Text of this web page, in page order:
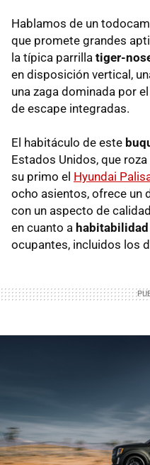
Hablamos de un
que promete grandes
la típica parrilla tiger-
en disposición vertical,
una zaga dominada por
de escape integradas.
El habitáculo de este
Estados Unidos, que
su primo el Hyundai
ocho asientos, ofrece un
con un aspecto de
en cuanto a habitabilidad
ocupantes, incluidos los